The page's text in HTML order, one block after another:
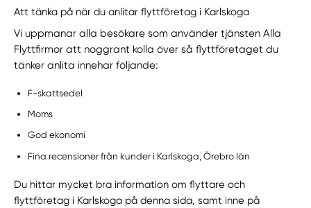
Att tänka på när du anlitar flyttföretag i Karlskoga
Vi uppmanar alla besökare som använder tjänsten Alla
Flyttfirmor att noggrant kolla över så flyttföretaget du
tänker anlita innehar följande:
F-skattsedel
Moms
God ekonomi
Fina recensioner från kunder i Karlskoga, Örebro län
Du hittar mycket bra information om flyttare och
flyttföretag i Karlskoga på denna sida, samt inne på